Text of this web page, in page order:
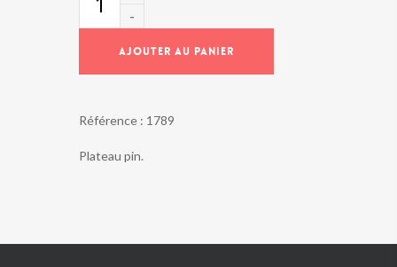
AJOUTER AU PANIER
Référence : 1789
Plateau pin.